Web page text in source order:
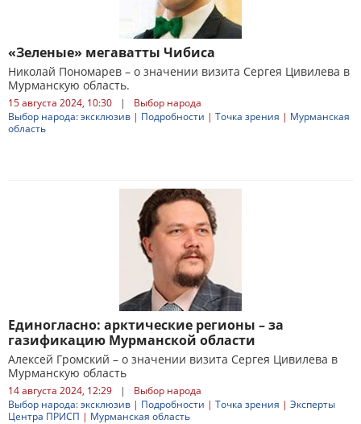
«Зеленые» мегаватты Чибиса
Николай Пономарев – о значении визита Сергея Цивилева в
Мурманскую область.
15 августа 2024, 10:30 |
Выбор народа
Выбор народа: эксклюзив | Подробности | Точка зрения | Мурманская
область
Единогласно: арктические регионы – за
газификацию Мурманской области
Алексей Громский – о значении визита Сергея Цивилева в
Мурманскую область
14 августа 2024, 12:29 |
Выбор народа
Выбор народа: эксклюзив | Подробности | Точка зрения | Эксперты
Центра ПРИСП | Мурманская область